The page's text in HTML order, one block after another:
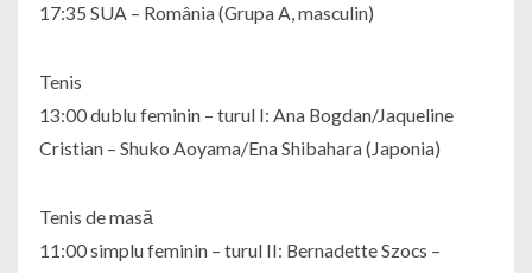
17:35 SUA – România (Grupa A, masculin)
Tenis
13:00 dublu feminin – turul I: Ana Bogdan/Jaqueline
Cristian – Shuko Aoyama/Ena Shibahara (Japonia)
Tenis de masă
11:00 simplu feminin – turul II: Bernadette Szocs –